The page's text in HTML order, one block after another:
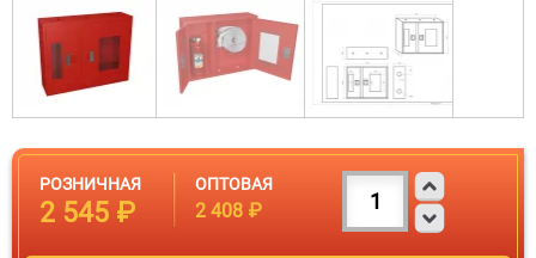
РОЗНИЧНАЯ
2 545 ₽
ОПТОВАЯ
2 408 ₽